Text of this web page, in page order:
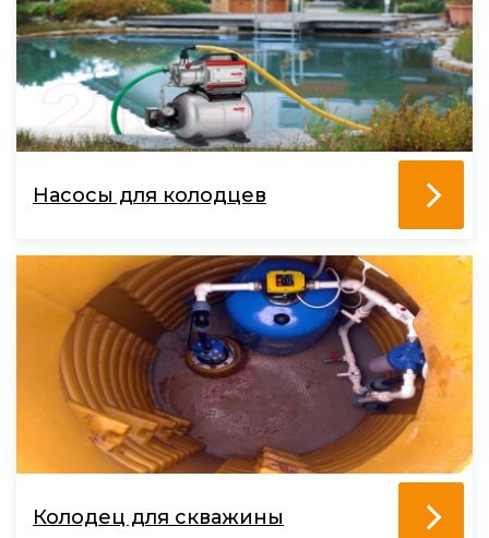
Насосы для колодцев
Колодец для скважины